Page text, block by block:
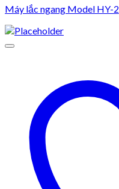
Máy lắc ngang Model HY-2